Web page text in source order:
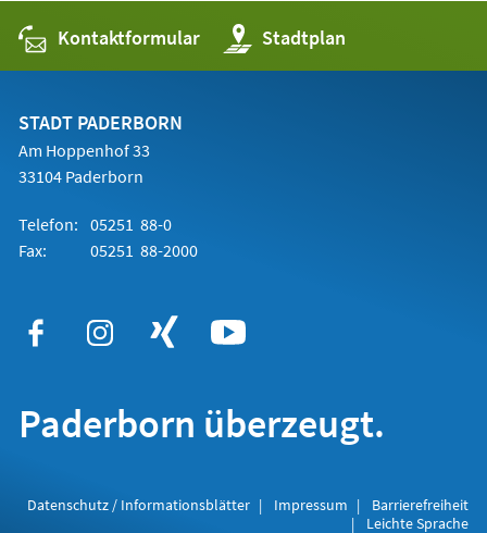
Kontaktformular Stadtplan
(Öffnet
in
einem
STADT PADERBORN
Am Hoppenhof 33
33104 Paderborn
Telefon: 05251 88-0
Fax:
05251 88-2000
Paderborn überzeugt.
Datenschutz / Informationsblätter Impressum
Barrierefreiheit
Leichte Sprache